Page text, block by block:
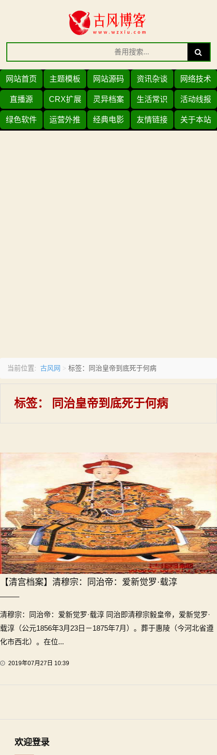
Search
for:
Search
网站首页 主题模板 网站源码 资讯杂谈 网络技术
直播源 CRX扩展 灵异档案 生活常识 活动线报
绿色软件 运营外推 经典电影 友情链接 关于本站
当前位置: 古风网 > 标签：同治皇帝到底死于何病
标签： 同治皇帝到底死于何病
【清宫档案】清穆宗：同治帝：爱新觉罗·载淳
清穆宗：同治帝：爱新觉罗·载淳 同治即清穆宗毅皇帝，爱新觉罗·
载淳（公元1856年3月23日－1875年7月）。葬于惠陵（今河北省遵
化市西北）。在位...
2019年07月27日 10:39
欢迎登录